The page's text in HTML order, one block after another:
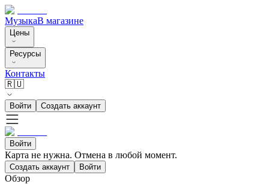
МузыкаВ магазине
Цены
Ресурсы
Контакты
🇷🇺
Войти Создать аккаунт
Войти
Карта не нужна. Отмена в любой момент.
Создать аккаунт Войти
Обзор